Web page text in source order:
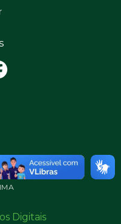
Digitais